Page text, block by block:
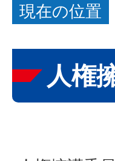
現在の位置
人権